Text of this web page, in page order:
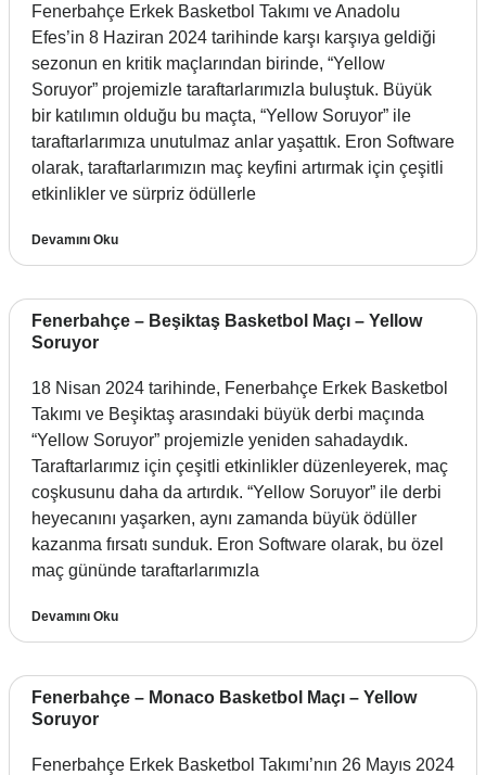
Fenerbahçe Erkek Basketbol Takımı ve Anadolu
Efes’in 8 Haziran 2024 tarihinde karşı karşıya geldiği
sezonun en kritik maçlarından birinde, “Yellow
Soruyor” projemizle taraftarlarımızla buluştuk. Büyük
bir katılımın olduğu bu maçta, “Yellow Soruyor” ile
taraftarlarımıza unutulmaz anlar yaşattık. Eron Software
olarak, taraftarlarımızın maç keyfini artırmak için çeşitli
etkinlikler ve sürpriz ödüllerle
Devamını Oku
Fenerbahçe – Beşiktaş Basketbol Maçı – Yellow
Soruyor
18 Nisan 2024 tarihinde, Fenerbahçe Erkek Basketbol
Takımı ve Beşiktaş arasındaki büyük derbi maçında
“Yellow Soruyor” projemizle yeniden sahadaydık.
Taraftarlarımız için çeşitli etkinlikler düzenleyerek, maç
coşkusunu daha da artırdık. “Yellow Soruyor” ile derbi
heyecanını yaşarken, aynı zamanda büyük ödüller
kazanma fırsatı sunduk. Eron Software olarak, bu özel
maç gününde taraftarlarımızla
Devamını Oku
Fenerbahçe – Monaco Basketbol Maçı – Yellow
Soruyor
Fenerbahçe Erkek Basketbol Takımı’nın 26 Mayıs 2024